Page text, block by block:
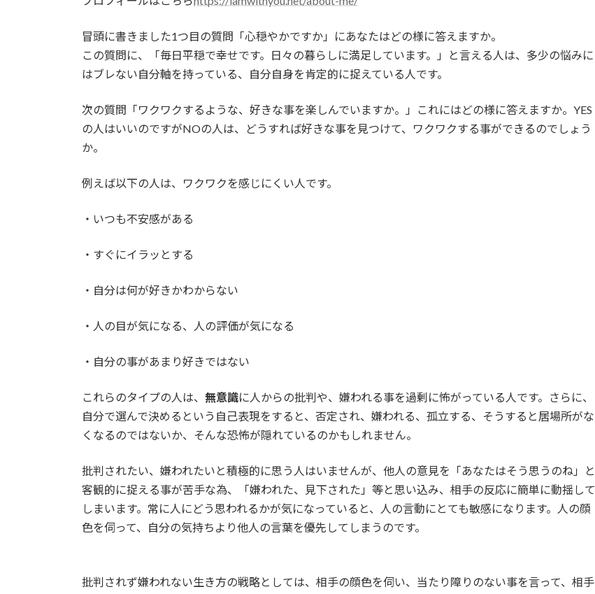
冒頭に書きました1つ目の質問「心穏やかですか」にあなたはどの様に答えますか。
この質問に、「毎日平穏で幸せです。日々の暮らしに満足しています。」と言える人は、多少の悩みに
はブレない自分軸を持っている、自分自身を肯定的に捉えている人です。
次の質問「ワクワクするような、好きな事を楽しんでいますか。」これにはどの様に答えますか。YES
の人はいいのですがNOの人は、どうすれば好きな事を見つけて、ワクワクする事ができるのでしょう
か。
例えば以下の人は、ワクワクを感じにくい人です。
・いつも不安感がある
・すぐにイラッとする
・自分は何が好きかわからない
・人の目が気になる、人の評価が気になる
・自分の事があまり好きではない
これらのタイプの人は、 無意識に人からの批判や、嫌われる事を過剰に怖がっている人です。さらに、
自分で選んで決めるという自己表現をすると、否定され、嫌われる、孤立する、そうすると居場所がな
くなるのではないか、そんな恐怖が隠れているのかもしれません。
批判されたい、嫌われたいと積極的に思う人はいませんが、他人の意見を「あなたはそう思うのね」と
客観的に捉える事が苦手な為、「嫌われた、見下された」等と思い込み、相手の反応に簡単に動揺して
しまいます。常に人にどう思われるかが気になっていると、人の言動にとても敏感になります。人の顔
色を伺って、自分の気持ちより他人の言葉を優先してしまうのです。
批判されず嫌われない生き方の戦略としては、相手の顔色を伺い、当たり障りのない事を言って、相手